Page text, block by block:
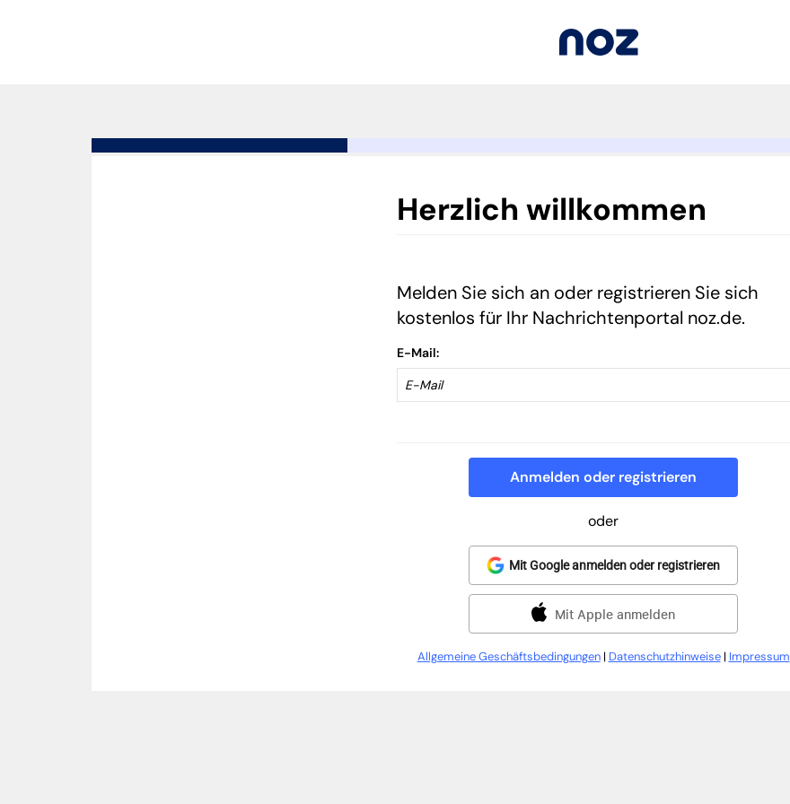
Herzlich willkommen
Melden Sie sich an oder registrieren Sie sich
kostenlos für Ihr Nachrichtenportal noz.de.
E-Mail
Anmelden oder registrieren
oder
Mit Google anmelden oder registrieren
Mit Apple anmelden
Allgemeine Geschäftsbedingungen| Datenschutzhinweise| Impressum